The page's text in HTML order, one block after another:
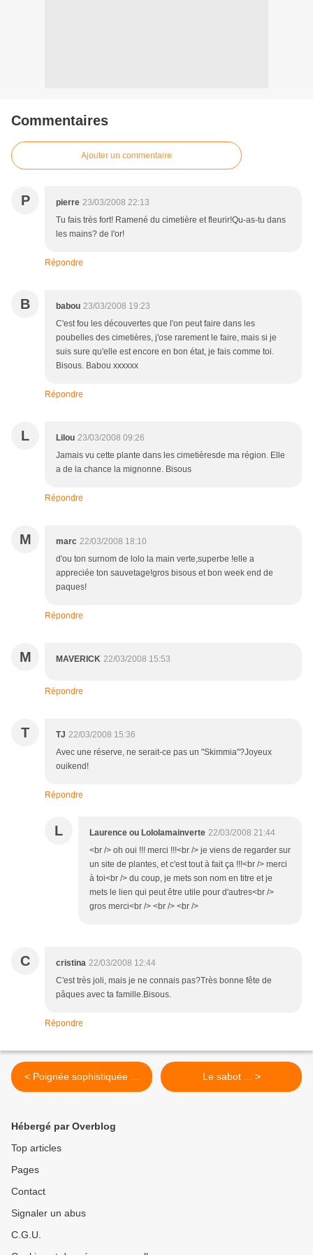
Commentaires
Ajouter un commentaire
P pierre 23/03/2008 22:13
Tu fais très fort! Ramené du cimetière et fleurir!Qu-as-tu dans
les mains? de l'or!
Répondre
B babou 23/03/2008 19:23
C'est fou les découvertes que l'on peut faire dans les
poubelles des cimetières, j'ose rarement le faire, mais si je
suis sure qu'elle est encore en bon état, je fais comme toi.
Bisous. Babou xxxxxx
Répondre
L Lilou 23/03/2008 09:26
Jamais vu cette plante dans les cimetièresde ma région. Elle
a de la chance la mignonne. Bisous
Répondre
M marc 22/03/2008 18:10
d'ou ton surnom de lolo la main verte,superbe !elle a
appreciée ton sauvetage!gros bisous et bon week end de
paques!
Répondre
M MAVERICK 22/03/2008 15:53
Répondre
T TJ 22/03/2008 15:36
Avec une réserve, ne serait-ce pas un "Skimmia"?Joyeux
ouikend!
Répondre
L Laurence ou Lololamainverte 22/03/2008 21:44
<br /> oh oui !!! merci !!!<br /> je viens de regarder sur
un site de plantes, et c'est tout à fait ça !!!<br /> merci
à toi<br /> du coup, je mets son nom en titre et je
mets le lien qui peut être utile pour d'autres<br />
gros merci<br /> <br /> <br />
C cristina 22/03/2008 12:44
C'est très joli, mais je ne connais pas?Très bonne fête de
pâques avec ta famille.Bisous.
Répondre
< Poignée sophistiquée ... Le sabot ... >
Hébergé par Overblog
Top articles
Pages
Contact
Signaler un abus
C.G.U.